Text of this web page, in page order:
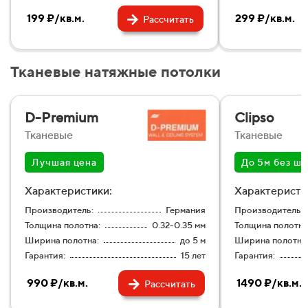
199 ₽/кв.м. Рассчитать 299 ₽/кв.м.
Тканевые натяжные потолки
D-Premium
Тканевые
Лучшая цена
Характеристики:
Производитель:
Германия
Толщина полотна:
0.32-0.35 мм
Ширина полотна:
до 5 м
Гарантия:
15 лет
990 ₽/кв.м. Рассчитать
Clipso
Тканевые
До 5м без
Производитель:
Толщина
Ширина полотна:
Гарантия:
1490 ₽/кв.м.